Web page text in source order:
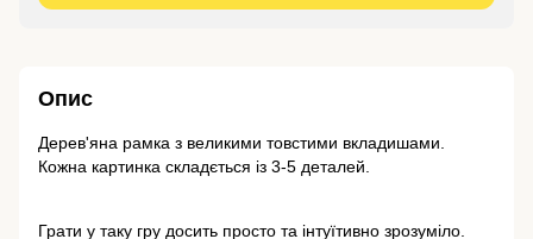
Опис
Дерев'яна рамка з великими товстими вкладишами.
Кожна картинка складється із 3-5 деталей.
Грати у таку гру досить просто та інтуїтивно зрозуміло.